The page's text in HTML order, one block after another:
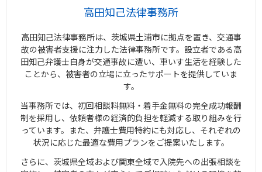
高田知己法律事務所
高田知己法律事務所は、茨城県土浦市に拠点を置き、交通事
故の被害者支援に注力した法律事務所です。設立者である高
田知己弁護士自身が交通事故に遭い、車いす生活を経験した
ことから、被害者の立場に立ったサポートを提供していま
す。
当事務所では、初回相談料無料・着手金無料の完全成功報酬
制を採用し、依頼者様の経済的負担を軽減する取り組みを行
っています。また、弁護士費用特約にも対応し、それぞれの
状況に応じた最適な費用プランをご提案いたします。
さらに、茨城県全域および関東全域で入院先への出張相談を